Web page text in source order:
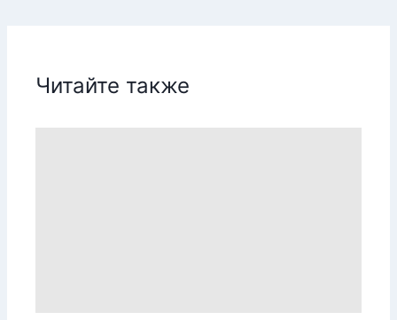
Читайте также